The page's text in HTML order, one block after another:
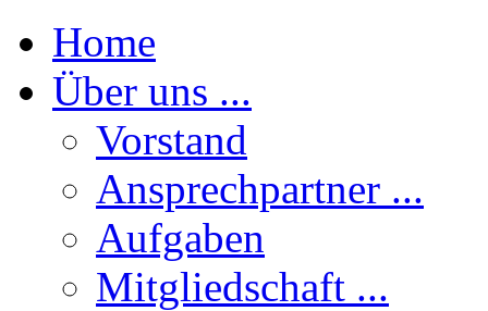
Home
Über uns ...
Vorstand
Ansprechpartner ...
Aufgaben
Mitgliedschaft ...